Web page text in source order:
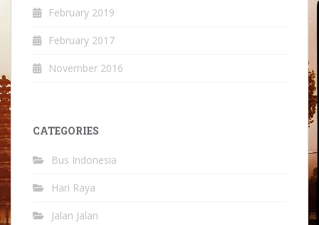
February 2019
February 2017
November 2016
CATEGORIES
Bus Indonesia
Hari Raya
Jalan Jalan